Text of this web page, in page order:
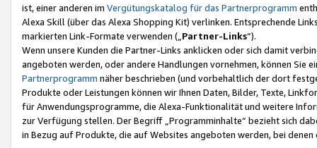
ist, einer anderen im Vergütungskatalog für das Partnerprogramm
Alexa Skill (über das Alexa Shopping Kit) verlinken. Entsprechende
markierten Link-Formate verwenden („ Partner-Links“).
Wenn unsere Kunden die Partner-Links anklicken oder sich damit
angeboten werden, oder andere Handlungen vornehmen, können Sie
Partnerprogramm näher beschrieben (und vorbehaltlich der dort
Produkte oder Leistungen können wir Ihnen Daten, Bilder, Texte,
für Anwendungsprogramme, die Alexa-Funktionalität und weitere
zur Verfügung stellen. Der Begriff „Programminhalte“ bezieht sich
in Bezug auf Produkte, die auf Websites angeboten werden, bei